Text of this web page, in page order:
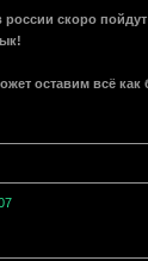
скоро
оставим всё